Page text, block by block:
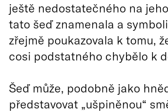
ještě nedostatečného na
tato šeď znamenala a
zřejmě poukazovala k tomu,
cosi podstatného chybělo k
Šeď může, podobně jako
představovat „ušpiněnou“